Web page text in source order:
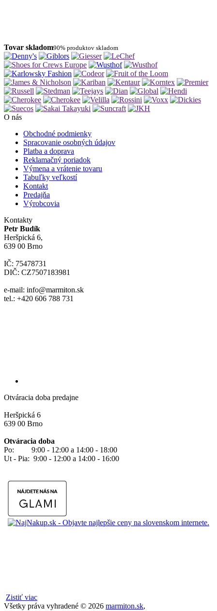
Tovar skladom90% produktov skladom
O nás
Obchodné podmienky
Spracovanie osobných údajov
Platba a doprava
Reklamačný poriadok
Výmena a vrátenie tovaru
Tabuľky veľkostí
Kontakt
Predajňa
Výrobcovia
Kontakty
Petr Budík
Heršpická 6,
639 00 Brno
IČ: 75478731
DIČ: CZ7507183981
e-mail: info@marmiton.sk
tel.: +420 606 788 731
Otváracia doba predajne
Heršpická 6
639 00 Brno
Otváracia doba
Po: 9:00 - 12:00 a 14:00 - 18:00
Ut - Pia: 9:00 - 12:00 a 14:00 - 16:00
Zistiť viac
Všetky práva vyhradené © 2026 marmiton.sk,